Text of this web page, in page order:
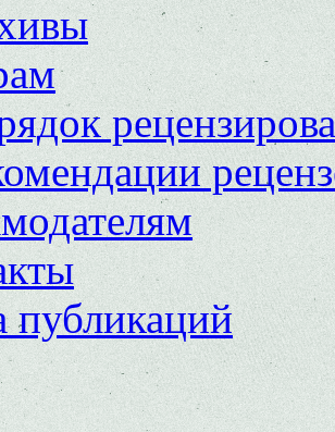
публикаций